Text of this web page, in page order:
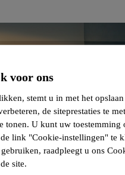
cardiale hypertrofie of
symptomen van
Fabry.
voor ons
stemt u in met het
de siteprestaties te
tonen. U kunt uw toestemming
link "Cookie-instellingen" te
raadpleegt u ons
site.